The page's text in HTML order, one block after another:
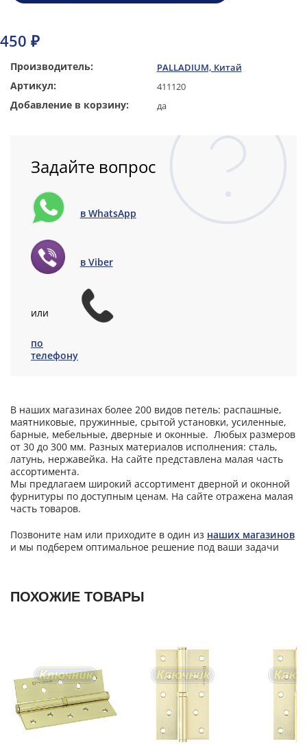
Производитель: PALLADIUM, Китай
Артикул: 411120
Добавление в корзину: да
450 ₽
Задайте вопрос
в WhatsApp
в Viber
или
по
телефону
В наших магазинах более 200 видов петель: распашные,
маятниковые, пружинные, срытой установки, усиленные,
барные, мебельные, дверные и оконные. Любых размеров
от 30 до 300 мм. Разных материалов исполнения: сталь,
латунь, нержавейка. На сайте представлена малая часть
ассортимента.
Мы предлагаем широкий ассортимент дверной и оконной
фурнитуры по доступным ценам. На сайте отражена малая
часть товаров.
Позвоните нам или приходите в один из наших магазинов
и мы подберем оптимальное решение под ваши задачи
ПОХОЖИЕ ТОВАРЫ